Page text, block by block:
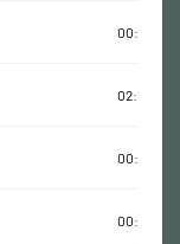
00:00:16
02:15:29
00:00:06
00:00:06